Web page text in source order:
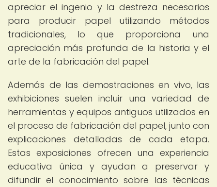
apreciar el ingenio y la destreza necesarios
para producir papel utilizando métodos
tradicionales, lo que proporciona una
apreciación más profunda de la historia y el
arte de la fabricación del papel.
Además de las demostraciones en vivo, las
exhibiciones suelen incluir una variedad de
herramientas y equipos antiguos utilizados en
el proceso de fabricación del papel, junto con
explicaciones detalladas de cada etapa.
Estas exposiciones ofrecen una experiencia
educativa única y ayudan a preservar y
difundir el conocimiento sobre las técnicas